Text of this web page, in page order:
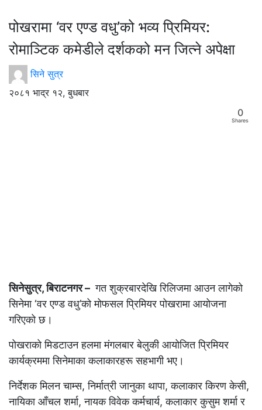
पोखरामा ‘वर एण्ड वधु’को भव्य प्रिमियर:
रोमाञ्टिक कमेडीले दर्शकको मन जित्ने अपेक्षा
सिने सुत्र
२०८१ भाद्र १२, बुधबार
0
Shares
सिनेसुत्र, बिराटनगर – गत शुक्रबारदेखि रिलिजमा आउन लागेको
सिनेमा ‘वर एण्ड वधु’को मोफसल प्रिमियर पोखरामा आयोजना
गरिएको छ।
पोखराको मिडटाउन हलमा मंगलबार बेलुकी आयोजित प्रिमियर
कार्यक्रममा सिनेमाका कलाकारहरू सहभागी भए।
निर्देशक मिलन चाम्स, निर्मात्री जानुका थापा, कलाकार किरण केसी,
नायिका आँचल शर्मा, नायक विवेक कर्मचार्य, कलाकार कुसुम शर्मा र